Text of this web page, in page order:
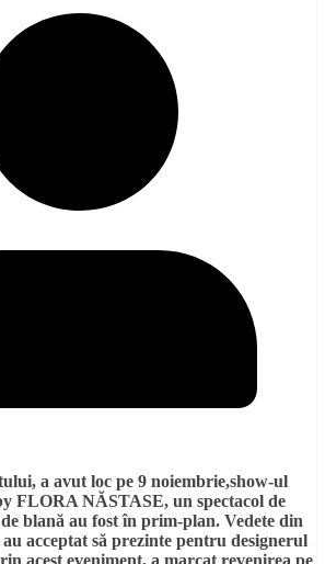
a avut loc pe 9 noiembrie,show-ul
FLORA NĂSTASE, un spectacol de
blană au fost în prim-plan. Vedete din
acceptat să prezinte pentru designerul
acest eveniment, a marcat revenirea pe